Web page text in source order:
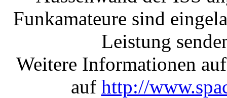
Funkamateure sind
Leistung
Weitere Informationen
auf http://